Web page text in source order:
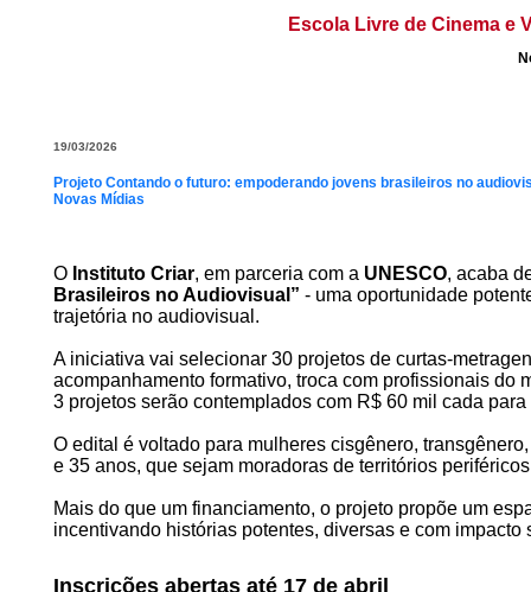
Escola Livre de Cinema e
19/03/2026
Projeto Contando o futuro: empoderando jovens brasileiros no
Novas Mídias
O Instituto Criar, em parceria com a UNESCO, acaba
Brasileiros no Audiovisual” - uma oportunidade
trajetória no audiovisual.
A iniciativa vai selecionar 30 projetos de curtas-
acompanhamento formativo, troca com profissionais do
3 projetos serão contemplados com R$ 60 mil cada
O edital é voltado para mulheres cisgênero,
e 35 anos, que sejam moradoras de territórios
Mais do que um financiamento, o projeto propõe um
incentivando histórias potentes, diversas e com impacto
Inscrições abertas até 17 de abril